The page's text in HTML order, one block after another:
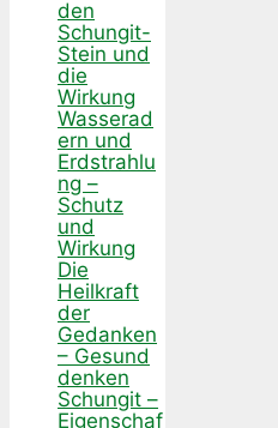
den
Schungit-
Stein und
die
Wirkung
Wasserad
ern und
Erdstrahlu
ng –
Schutz
und
Wirkung
Die
Heilkraft
der
Gedanken
– Gesund
denken
Schungit –
Eigenschaf